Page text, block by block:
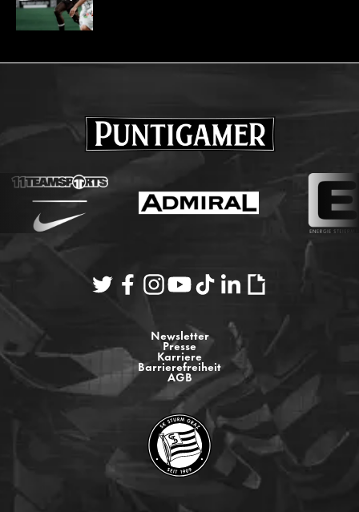
Newsletter
Presse
Karriere
Barrierefreiheit
AGB